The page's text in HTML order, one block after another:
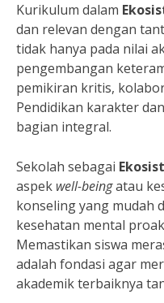
Kurikulum dalam
dan relevan dengan
tidak hanya pada nilai
pengembangan
pemikiran kritis,
Pendidikan karakter dan
bagian integral.
Sekolah sebagai
aspek well-beingatau
konseling yang mudah
kesehatan mental
Memastikan siswa
adalah fondasi agar
akademik terbaiknya